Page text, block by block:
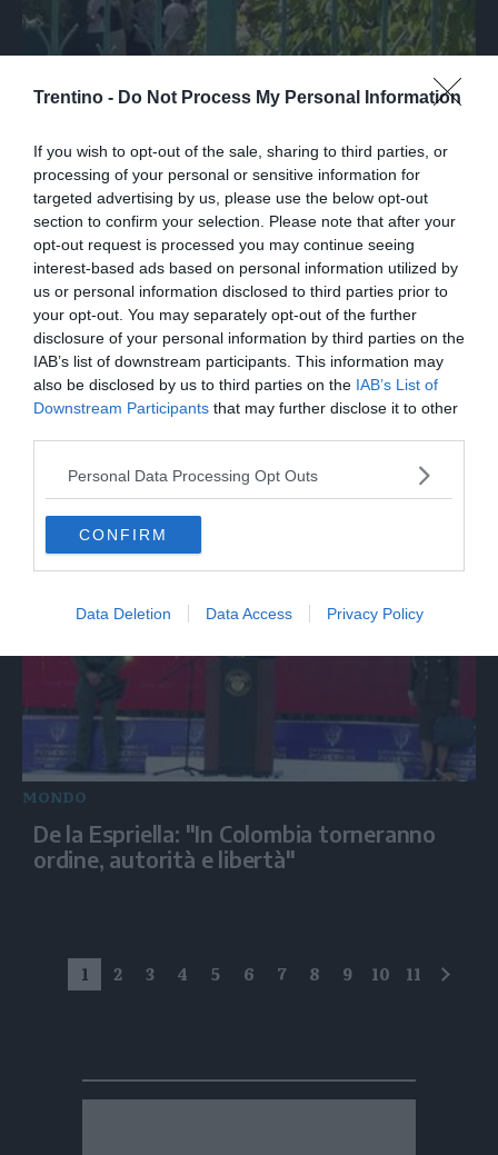
Trentino - Do Not Process My Personal Information
If you wish to opt-out of the sale, sharing to third parties, or
processing of your personal or sensitive information for
targeted advertising by us, please use the below opt-out
section to confirm your selection. Please note that after your
opt-out request is processed you may continue seeing
interest-based ads based on personal information utilized by
us or personal information disclosed to third parties prior to
your opt-out. You may separately opt-out of the further
disclosure of your personal information by third parties on the
IAB’s list of downstream participants. This information may
also be disclosed by us to third parties on the IAB’s List of
Downstream Participants that may further disclose it to other
Personal Data Processing Opt Outs
CONFIRM
Data Deletion Data Access Privacy Policy
SPETTACOLO
commozione a Pavana
MONDO
Da Bolzano alla Mongolia con una Panda
da 150 euro
MONDO
De la Espriella: "In Colombia torneranno
ordine, autorità e libertà"
1 2 3 4 5 6 7 8 9 10 11